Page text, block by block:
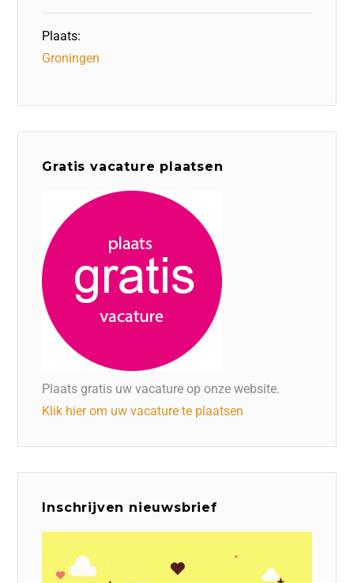
Plaats:
Groningen
Gratis vacature plaatsen
Plaats gratis uw vacature op onze website.
Klik hier om uw vacature te plaatsen
Inschrijven nieuwsbrief